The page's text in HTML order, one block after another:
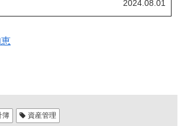
2024.08.01
簿 資産管理